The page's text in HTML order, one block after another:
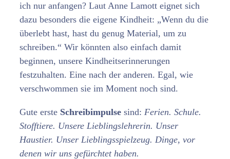
ich nur anfangen? Laut Anne Lamott eignet sich
dazu besonders die eigene Kindheit: „Wenn du die
überlebt hast, hast du genug Material, um zu
schreiben.“ Wir könnten also einfach damit
beginnen, unsere Kindheitserinnerungen
festzuhalten. Eine nach der anderen. Egal, wie
verschwommen sie im Moment noch sind.
Gute erste Schreibimpulse sind: Ferien. Schule.
Stofftiere. Unsere Lieblingslehrerin. Unser
Haustier. Unser Lieblingsspielzeug. Dinge, vor
denen wir uns gefürchtet haben.